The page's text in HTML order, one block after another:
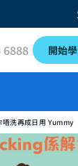
6888 開始
洗再成日用 Yummy